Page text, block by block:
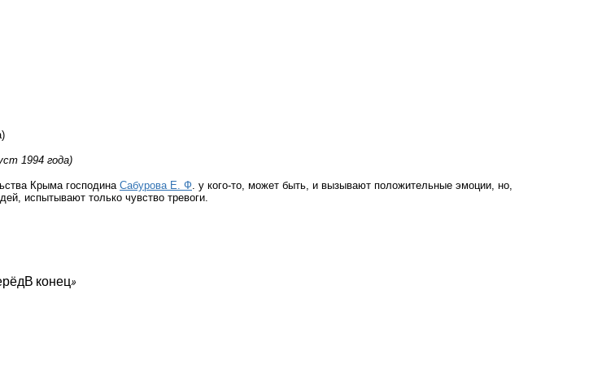
1994 года)
Крыма господинаСабурова Е. Ф. у кого-то, может быть, и вызывают положительные эмоции, но,
испытывают только чувство тревоги.
В конец»